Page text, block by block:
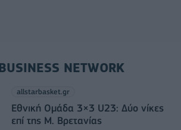
NETWORK
allstarbasket.gr
Εθνική Ομάδα 3×3 U23: Δύο νίκες
επί της Μ. Βρετανίας